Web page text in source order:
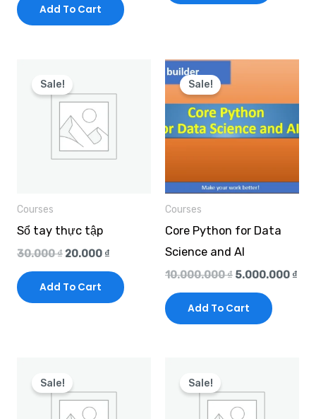
Add To Cart
Sale!
Courses
Sổ tay thực tập
30.000₫
was:
30.000 ₫.
20.000 ₫
is:
Add To Cart
Sale!
Courses
Core Python for Data
Science and AI
10.000.000₫
10.000.000 ₫.
5.000.000 ₫
Add To Cart
Sale!
was:
2.000.000 ₫.
Sale!price
was:
15.000 ₫.
is:
5.000 ₫.